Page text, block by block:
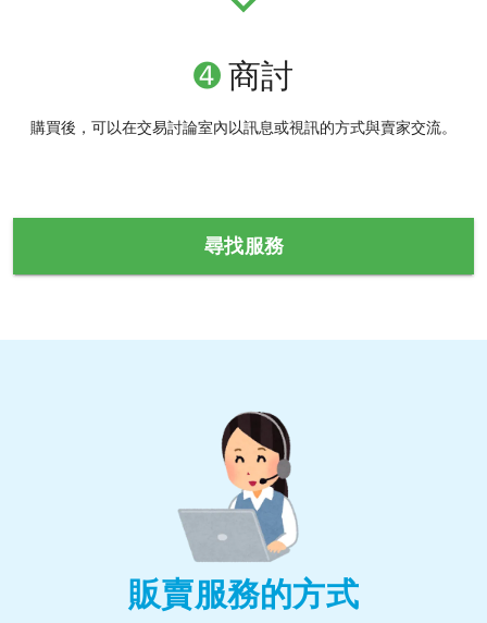
➍商討
購買後，可以在交易討論室內以訊息或視訊的方式與賣家交流。
尋找服務
販賣服務的方式